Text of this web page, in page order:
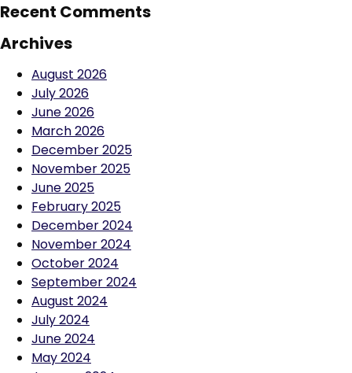
Recent Comments
Archives
August 2026
July 2026
June 2026
March 2026
December 2025
November 2025
June 2025
February 2025
December 2024
November 2024
October 2024
September 2024
August 2024
July 2024
June 2024
May 2024